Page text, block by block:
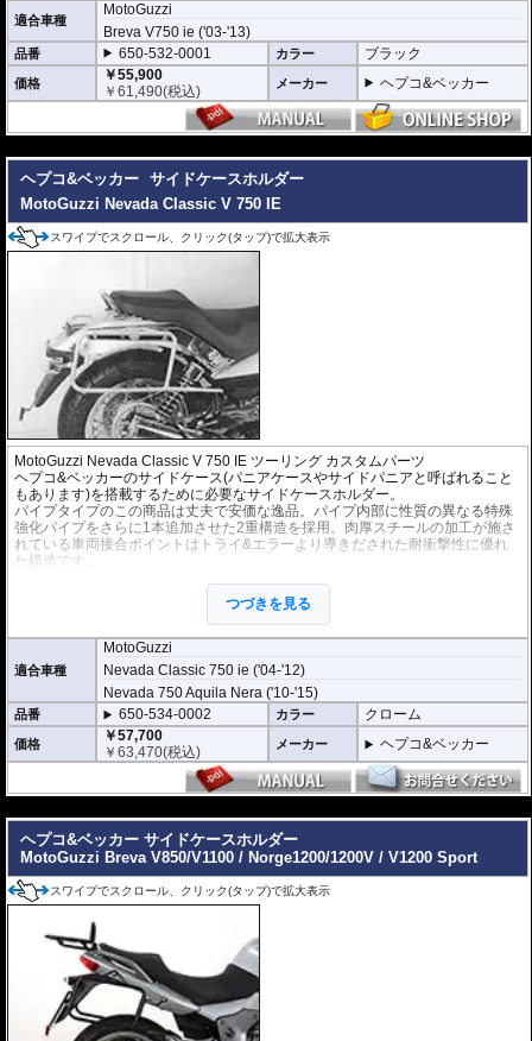
※ケースのラインナップはこちらからご確認ください
※サイドケースホルダー用アダプターはケースに付属しています。 詳細はこ
ちら
適合車種
MotoGuzzi
Breva V750 ie ('03-'13)
品番 650-532-0001 カラー ブラック
価格
￥55,900
￥61,490(税込) メーカー ヘプコ&ベッカー
ヘプコ&ベッカー
サイドケースホルダー
MotoGuzzi Nevada Classic V 750 IE
スワイプでスクロール、クリック(タップ)で拡大表示
MotoGuzzi Nevada Classic V 750 IE ツーリング カスタムパーツ
ヘプコ&ベッカーのサイドケース(パニアケースやサイドパニアと呼ばれること
もあります)を搭載するために必要なサイドケースホルダー。
パイプタイプのこの商品は丈夫で安価な逸品。パイプ内部に性質の異なる特殊
強化パイプをさらに1本追加させた2重構造を採用。肉厚スチールの加工が施さ
れている車両接合ポイントはトライ&エラーより導きだされた耐衝撃性に優れ
た構造です。
※こちらのサイドケースホルダーはLock it system機構は御座いません。
※ケースのラインナップはこちらからご確認ください
※サイドケースホルダー用アダプターはケースに付属しています。 詳細はこ
ちら
つづきを見る
適合車種
MotoGuzzi
Nevada Classic 750 ie ('04-'12)
Nevada 750 Aquila Nera ('10-'15)
品番 650-534-0002 カラー クローム
価格
￥57,700
￥63,470(税込) メーカー ヘプコ&ベッカー
ヘプコ&ベッカー サイドケースホルダー
MotoGuzzi Breva V850/V1100 / Norge1200/1200V / V1200 Sport
スワイプでスクロール、クリック(タップ)で拡大表示